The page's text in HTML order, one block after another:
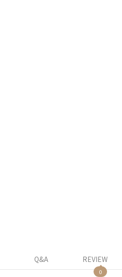
Q&A REVIEW
0